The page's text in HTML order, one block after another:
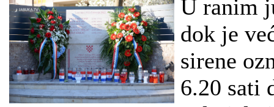
U ranim
dok je
sirene
6.20 sati